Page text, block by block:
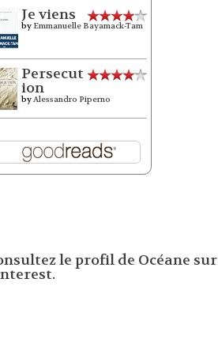
Je viens
by Emmanuelle Bayamack-Tam
Persecut
ion
byAlessandro Piperno
le profil de Océane sur